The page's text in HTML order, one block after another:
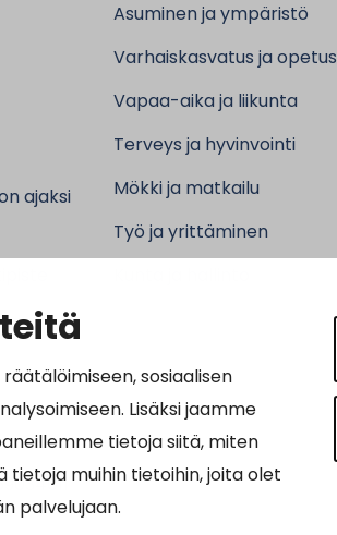
sosiaalisen
Lisäksi jaamme
tietoja siitä, miten
muihin tietoihin, joita olet
palvelujaan.
ajaksi
Asuminen ja ympäristö
Varhaiskasvatus ja opetus
Vapaa-aika ja liikunta
Terveys ja hyvinvointi
Mökki ja matkailu
Työ ja yrittäminen